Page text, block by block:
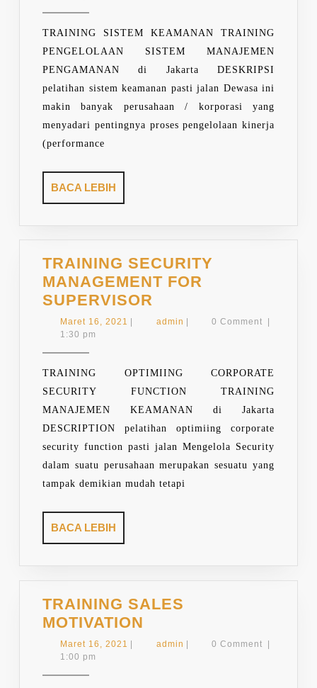
TRAINING SISTEM KEAMANAN TRAINING
PENGELOLAAN SISTEM MANAJEMEN
PENGAMANAN di Jakarta DESKRIPSI
pelatihan sistem keamanan pasti jalan Dewasa ini
makin banyak perusahaan / korporasi yang
menyadari pentingnya proses pengelolaan kinerja
(performance
BACA LEBIH
LEBIH
TRAINING SECURITY
MANAGEMENT FOR
SUPERVISOR
SECURITY
SUPERVISOR
Maret 16, 2021 Maret
admin admin 0 Comment
1:30 pm
TRAINING OPTIMIING CORPORATE
SECURITY FUNCTION TRAINING
MANAJEMEN KEAMANAN di Jakarta
DESCRIPTION pelatihan optimiing corporate
security function pasti jalan Mengelola Security
dalam suatu perusahaan merupakan sesuatu yang
tampak demikian mudah tetapi
BACA LEBIH
LEBIH
TRAINING SALES
MOTIVATION
SALES
Maret 16, 2021 Maret
admin admin 0 Comment
1:00 pm